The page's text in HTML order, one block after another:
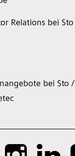
Relations bei Sto
bei Sto /